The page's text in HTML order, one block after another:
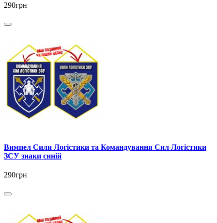
290грн
Вимпел Сили Логістики та Командування Сил Логістики
ЗСУ знаки синій
290грн